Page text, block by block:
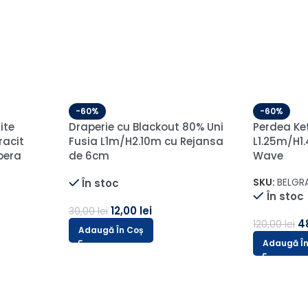
cu
-60%
Perdea Ivory din Inișor cu
Broderie Maro L1m/H2.10m cu
Rejansa de 6cm
SKU: ARS70/V4-1
48,00 19,00 lei
Adaugă În Coș
Draperie
2.50/ H
(sina
SKU:AMS-
În stoc